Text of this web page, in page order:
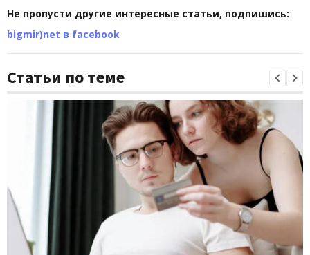
Не пропусти другие интересные статьи, подпишись:
bigmir)net в facebook
Статьи по теме